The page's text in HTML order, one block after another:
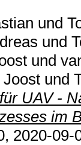
und
und
und
und
UAV -
im
2020-